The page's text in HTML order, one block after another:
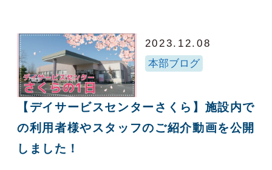
2023.12.08
本部ブログ
【デイサービスセンターさくら】施設内で
の利用者様やスタッフのご紹介動画を公開
しました！